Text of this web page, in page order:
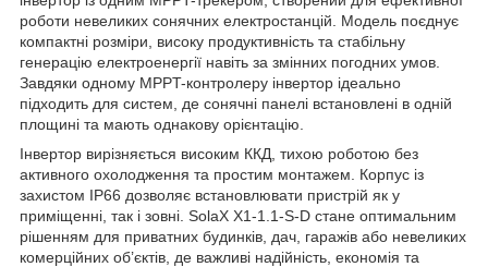
роботи невеликих сонячних електростанцій. Модель поєднує
компактні розміри, високу продуктивність та стабільну
генерацію електроенергії навіть за змінних погодних умов.
Завдяки одному MPPT-контролеру інвертор ідеально
підходить для систем, де сонячні панелі встановлені в одній
площині та мають однакову орієнтацію.
Інвертор вирізняється високим ККД, тихою роботою без
активного охолодження та простим монтажем. Корпус із
захистом IP66 дозволяє встановлювати пристрій як у
приміщенні, так і зовні. SolaX X1-1.1-S-D стане оптимальним
рішенням для приватних будинків, дач, гаражів або невеликих
комерційних об’єктів, де важливі надійність, економія та